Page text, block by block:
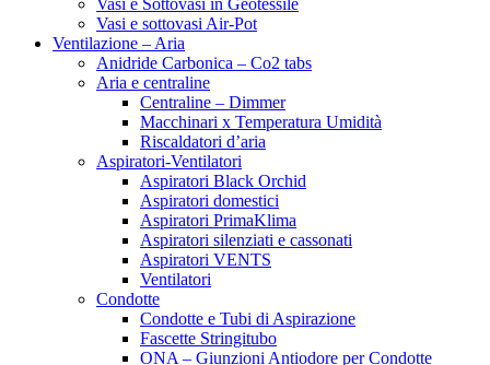
Vasi e Sottovasi in Geotessile
Vasi e sottovasi Air-Pot
Ventilazione – Aria
Anidride Carbonica – Co2 tabs
Aria e centraline
Centraline – Dimmer
Macchinari x Temperatura Umidità
Riscaldatori d’aria
Aspiratori-Ventilatori
Aspiratori Black Orchid
Aspiratori domestici
Aspiratori PrimaKlima
Aspiratori silenziati e cassonati
Aspiratori VENTS
Ventilatori
Condotte
Condotte e Tubi di Aspirazione
Fascette Stringitubo
ONA – Giunzioni Antiodore per Condotte